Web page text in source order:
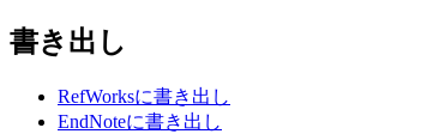
書き出し
RefWorksに書き出し
EndNoteに書き出し